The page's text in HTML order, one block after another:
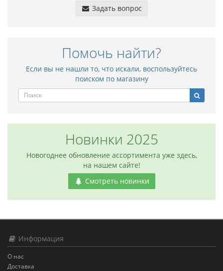
Задать вопрос
Помочь найти?
Если вы не нашли то, что искали, воспользуйтесь
поиском по магазину
Новинки 2025
Новогоднее обновление ассортимента уже здесь,
на нашем сайте!
Смотреть новинки
Информация
О нас
Доставка